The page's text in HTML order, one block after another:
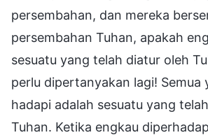
persembahan, dan mereka
persembahan Tuhan, apakah
sesuatu yang telah diatur oleh
perlu dipertanyakan lagi! Semua
hadapi adalah sesuatu yang
Tuhan. Ketika engkau